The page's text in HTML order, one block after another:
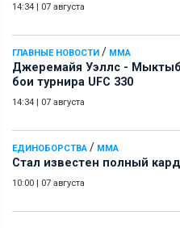
14:34 | 07 августа
ГЛАВНЫЕ НОВОСТИ / ММА
Джеремайя Уэллс -
бои турнира UFC 330
14:34 | 07 августа
ЕДИНОБОРСТВА / ММА
Стал известен полный кард
10:00 | 07 августа